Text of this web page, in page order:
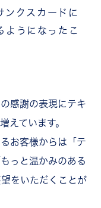
ンクスカードに
ようになったこ
感謝の表現にテキ
えています。
お客様からは「テ
っと温かみのある
をいただくことが